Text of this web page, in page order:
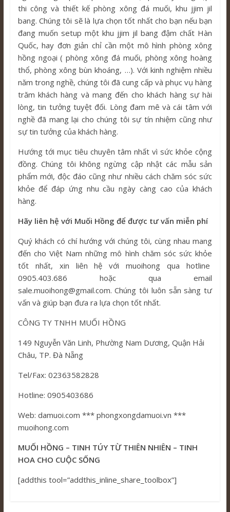
thi công và thiết kế phòng xông đá muối, khu jjim jil
bang. Chúng tôi sẽ là lựa chọn tốt nhất cho bạn nếu bạn
đang muốn setup một khu jjim jil bang đậm chất Hàn
Quốc, hay đơn giản chỉ cần một mô hình phòng xông
hồng ngoại ( phòng xông đá muối, phòng xông hoàng
thổ, phòng xông bùn khoáng, …). Với kinh nghiệm nhiều
năm trong nghề, chúng tôi đã cung cấp và phục vụ hàng
trăm khách hàng và mang đến cho khách hàng sự hài
lòng, tin tưởng tuyệt đối. Lòng đam mê và cái tâm với
nghề đã mang lại cho chúng tôi sự tín nhiệm cũng như
sự tin tưởng của khách hàng.
Hướng tới mục tiêu chuyên tâm nhất vì sức khỏe cộng
đồng. Chúng tôi không ngừng cập nhật các mẫu sản
phẩm mới, độc đáo cũng như nhiều cách chăm sóc sức
khỏe để đáp ứng nhu cầu ngày càng cao của khách
hàng.
Hãy liên hệ với Muối Hồng để được tư vấn miễn phí
Quý khách có chí hướng với chúng tôi, cùng nhau mang
đến cho Việt Nam những mô hình chăm sóc sức khỏe
tốt nhất, xin liên hệ với muoihong qua hotline
0905.403.686 hoặc qua email
sale.muoihong@gmail.com. Chúng tôi luôn sẵn sàng tư
vấn và giúp bạn đưa ra lựa chọn tốt nhất.
CÔNG TY TNHH MUỐI HỒNG
149 Nguyễn Văn Linh, Phường Nam Dương, Quận Hải
Châu, TP. Đà Nẵng
Tel/Fax: 02363582828
Hotline: 0905403686
Web: damuoi.com *** phongxongdamuoi.vn ***
muoihong.com
MUỐI HỒNG – TINH TÚY TỪ THIÊN NHIÊN – TINH
HOA CHO CUỘC SỐNG
[addthis tool=”addthis_inline_share_toolbox”]